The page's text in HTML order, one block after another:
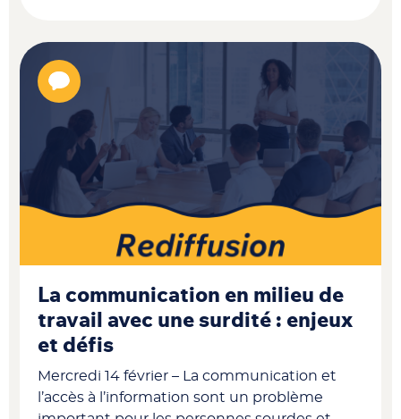
La communication en milieu de
travail avec une surdité : enjeux
et défis
Mercredi 14 février – La communication et
l’accès à l’information sont un problème